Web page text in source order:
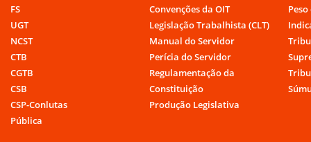
FS
UGT
NCST
CTB
CGTB
CSB
CSP-Conlutas
Pública
Convenções da OIT
Legislação Trabalhista (CLT)
Manual do Servidor
Perícia do Servidor
Regulamentação da
Constituição
Produção Legislativa